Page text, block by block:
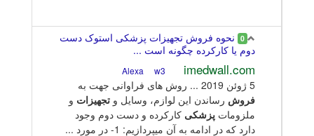
0 نحوه فروش تجهیزات پزشکی استوک دست
دوم یا کارکرده چگونه است ...
imedwall.com
w3
5 ژوئن 2019 ... روش های فراوانی جهت به
فروش رساندن این لوازم، وسایل و تجهیزات و
ملزومات پزشکی کارکرده و دست دوم وجود
دارد که در ادامه به آن میپردازیم: 1- در مورد ...